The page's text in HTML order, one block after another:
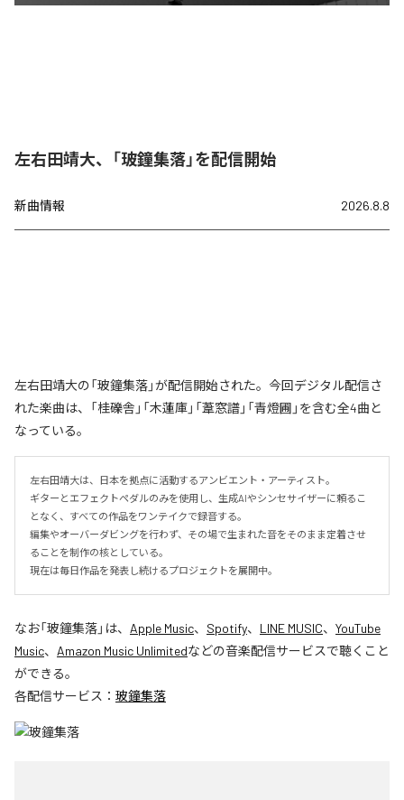
左右田靖大、「玻鐘集落」を配信開始
新曲情報 2026.8.8
左右田靖大の「玻鐘集落」が配信開始された。今回デジタル配信さ
れた楽曲は、「桂礫舎」「木蓮庫」「葦窓譜」「青燈圃」を含む全4曲と
なっている。
左右田靖大は、日本を拠点に活動するアンビエント・アーティスト。
ギターとエフェクトペダルのみを使用し、生成AIやシンセサイザーに頼るこ
となく、すべての作品をワンテイクで録音する。
編集やオーバーダビングを行わず、その場で生まれた音をそのまま定着させ
ることを制作の核としている。
現在は毎日作品を発表し続けるプロジェクトを展開中。
なお「玻鐘集落」は、 Apple Music、 Spotify、 LINE MUSIC、 YouTube
Music、 Amazon Music Unlimitedなどの音楽配信サービスで聴くこと
ができる。
各配信サービス： 玻鐘集落